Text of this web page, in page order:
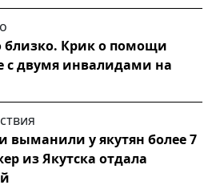
близко. Крик о помощи
с двумя инвалидами на
выманили у якутян более 7
из Якутска отдала